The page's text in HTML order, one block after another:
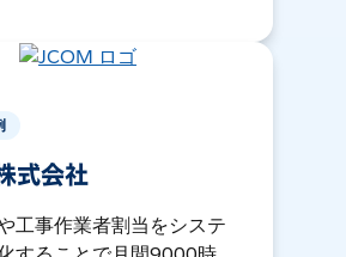
式会社
工事作業者割当をシステ